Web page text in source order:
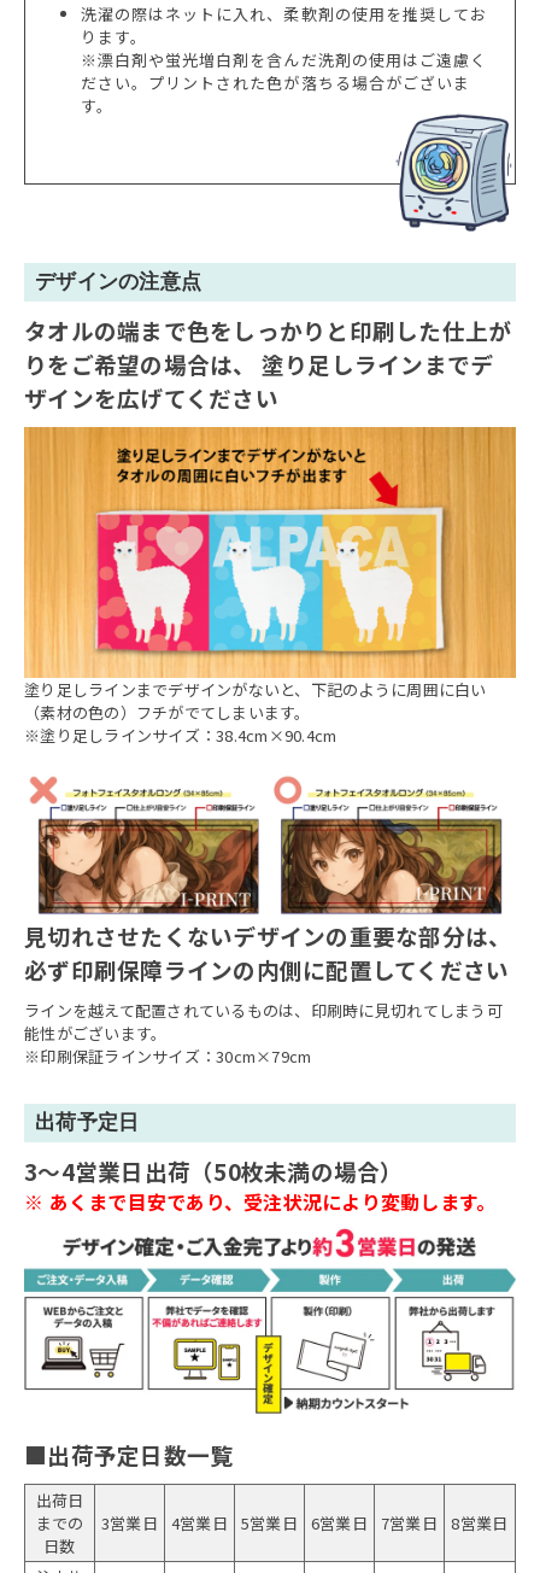
洗濯の際はネットに入れ、柔軟剤の使用を推奨してお
ります。
※漂白剤や蛍光増白剤を含んだ洗剤の使用はご遠慮く
ださい。プリントされた色が落ちる場合がございま
す。
デザインの注意点
タオルの端まで色をしっかりと印刷した仕上が
りをご希望の場合は、
塗り足しラインまでデ
ザインを広げてください
塗り足しラインまでデザインがないと、下記のように周囲に白い
（素材の色の）フチがでてしまいます。
※塗り足しラインサイズ：38.4cm×90.4cm
見切れさせたくないデザインの重要な部分は、
必ず印刷保障ラインの内側に配置してください
ラインを越えて配置されているものは、印刷時に見切れてしまう可
能性がございます。
※印刷保証ラインサイズ：30cm×79cm
出荷予定日
3～4営業日出荷（50枚未満の場合）
※ あくまで目安であり、受注状況により変動します。
■出荷予定日数一覧
出荷日
までの
日数
3営業日 4営業日 5営業日 6営業日 7営業日 8営業日